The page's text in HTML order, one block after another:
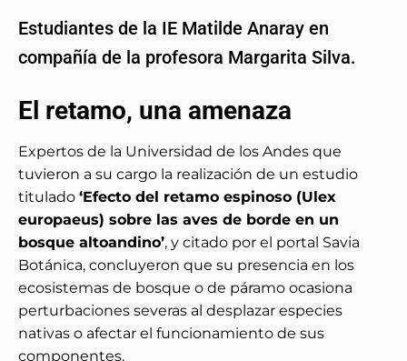
Estudiantes de la IE Matilde Anaray en
compañía de la profesora Margarita Silva.
El retamo, una amenaza
Expertos de la Universidad de los Andes que
tuvieron a su cargo la realización de un estudio
titulado ‘Efecto del retamo espinoso (Ulex
europaeus) sobre las aves de borde en un
bosque altoandino’, y citado por el portal Savia
Botánica, concluyeron que su presencia en los
ecosistemas de bosque o de páramo ocasiona
perturbaciones severas al desplazar especies
nativas o afectar el funcionamiento de sus
componentes.